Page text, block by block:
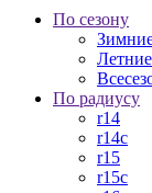
По сезону
По радиусу
r14
r14c
r15
r15c